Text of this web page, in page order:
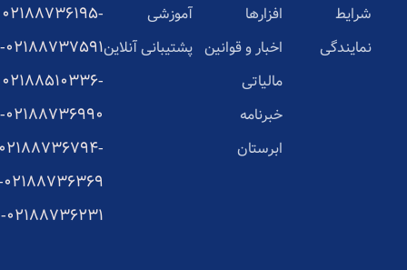
شرایط
نمایندگی
افزارها
اخبار و قوانین
مالیاتی
خبرنامه
ابرستان
آموزشی
پشتیبانی آنلاین
02188736195-
02188737591-
02188510336-
02188736990-
02188736794-
02188736369-
02188736231-